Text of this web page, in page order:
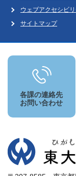
ウェブアクセシビリ
サイトマップ
各課の連絡先
お問い合わせ